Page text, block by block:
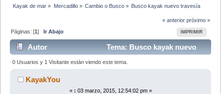
Kayak de mar » Mercadillo» Cambio o Busco» Busco kayak nuevo travesía
« anterior próximo »
IMPRIMIR
Páginas: [1]Ir Abajo
Autor
Tema: Busco kayak nuevo
travesía (Leído 28599 veces)
0 Usuarios y 1 Visitante están viendo este tema.
KayakYou
« : 03 marzo, 2015, 12:54:02 pm »